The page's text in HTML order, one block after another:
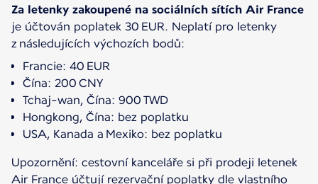
Za letenky zakoupené na sociálních sítích Air France
je účtován poplatek 30 EUR. Neplatí pro letenky
z následujících výchozích bodů:
Francie: 40 EUR
Čína: 200 CNY
Tchaj-wan, Čína: 900 TWD
Hongkong, Čína: bez poplatku
USA, Kanada a Mexiko: bez poplatku
Upozornění: cestovní kanceláře si při prodeji letenek
Air France účtují rezervační poplatky dle vlastního